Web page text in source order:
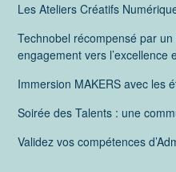
Les Ateliers Créatifs
Technobel récompensé par
engagement vers l’excellence
Immersion MAKERS avec les
Soirée des Talents : une
Validez vos compétences